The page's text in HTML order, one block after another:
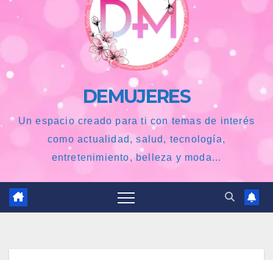
DEMUJERES
Un espacio creado para ti con temas de interés
como actualidad, salud, tecnología,
entretenimiento, belleza y moda...